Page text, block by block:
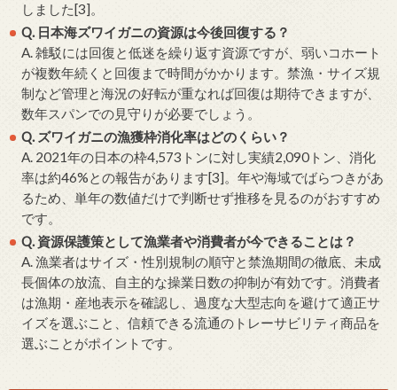
しました[3]。
Q. 日本海ズワイガニの資源は今後回復する？
A. 雑駁には回復と低迷を繰り返す資源ですが、弱いコホート
が複数年続くと回復まで時間がかかります。禁漁・サイズ規
制など管理と海況の好転が重なれば回復は期待できますが、
数年スパンでの見守りが必要でしょう。
Q. ズワイガニの漁獲枠消化率はどのくらい？
A. 2021年の日本の枠4,573トンに対し実績2,090トン、消化
率は約46%との報告があります[3]。年や海域でばらつきがあ
るため、単年の数値だけで判断せず推移を見るのがおすすめ
です。
Q. 資源保護策として漁業者や消費者が今できることは？
A. 漁業者はサイズ・性別規制の順守と禁漁期間の徹底、未成
長個体の放流、自主的な操業日数の抑制が有効です。消費者
は漁期・産地表示を確認し、過度な大型志向を避けて適正サ
イズを選ぶこと、信頼できる流通のトレーサビリティ商品を
選ぶことがポイントです。